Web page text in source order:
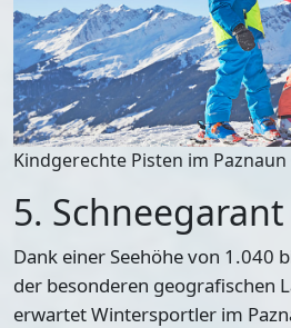
Kindgerechte Pisten im
5.
Dank einer Seehöhe von 1.040
der besonderen geografischen
erwartet Wintersportler im